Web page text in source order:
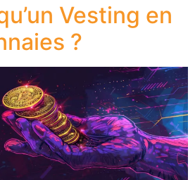
Vesting en
?